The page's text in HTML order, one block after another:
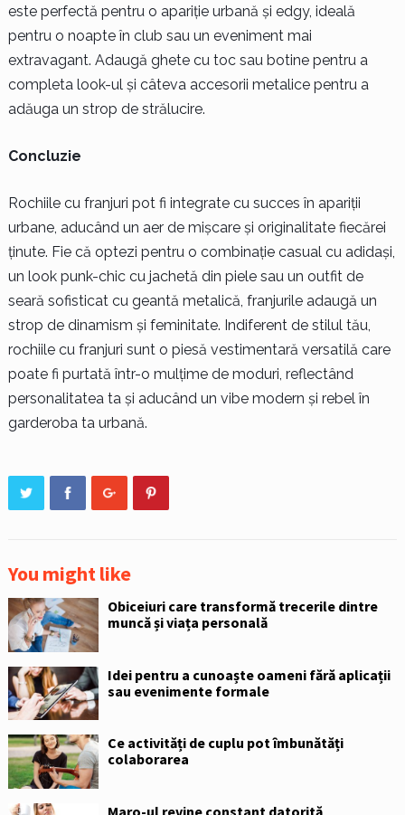
este perfectă pentru o apariție urbană și edgy, ideală
pentru o noapte în club sau un eveniment mai
extravagant. Adaugă ghete cu toc sau botine pentru a
completa look-ul și câteva accesorii metalice pentru a
adăuga un strop de strălucire.
Concluzie
Rochiile cu franjuri pot fi integrate cu succes în apariții
urbane, aducând un aer de mișcare și originalitate fiecărei
ținute. Fie că optezi pentru o combinație casual cu adidași,
un look punk-chic cu jachetă din piele sau un outfit de
seară sofisticat cu geantă metalică, franjurile adaugă un
strop de dinamism și feminitate. Indiferent de stilul tău,
rochiile cu franjuri sunt o piesă vestimentară versatilă care
poate fi purtată într-o mulțime de moduri, reflectând
personalitatea ta și aducând un vibe modern și rebel în
garderoba ta urbană.
You might like
Obiceiuri care transformă trecerile dintre
muncă și viața personală
Idei pentru a cunoaște oameni fără aplicații
sau evenimente formale
Ce activități de cuplu pot îmbunătăți
colaborarea